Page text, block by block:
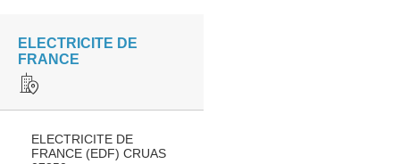
ELECTRICITE DE
FRANCE
ELECTRICITE DE
FRANCE (EDF) CRUAS